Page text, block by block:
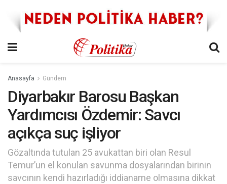
Anasayfa Gündem
Diyarbakır Barosu Başkan
Yardımcısı Özdemir: Savcı
açıkça suç işliyor
Gözaltında tutulan 25 avukattan biri olan Resul
Temur’un el konulan savunma dosyalarından birinin
savcının kendi hazırladığı iddianame olmasına dikkat